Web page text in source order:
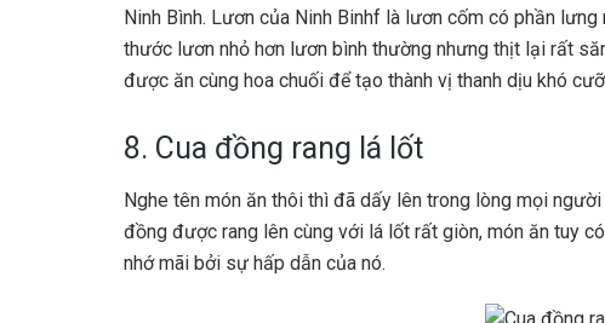
Ninh Bình. Lươn của Ninh Binhf là lươn cốm có phần
thước lươn nhỏ hơn lươn bình thường nhưng thịt lại rất
được ăn cùng hoa chuối để tạo thành vị thanh dịu khó
8. Cua đồng rang lá lốt
Nghe tên món ăn thôi thì đã dấy lên trong lòng mọi
đồng được rang lên cùng với lá lốt rất giòn, món ăn tuy
nhớ mãi bởi sự hấp dẫn của nó.